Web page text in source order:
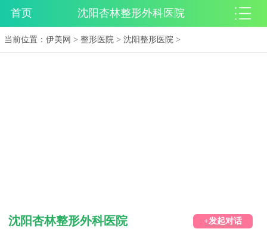
首页 沈阳杏林整形外科医院
当前位置：伊美网 >整形医院 >沈阳整形医院 >
沈阳杏林整形外科医院 +发起对话